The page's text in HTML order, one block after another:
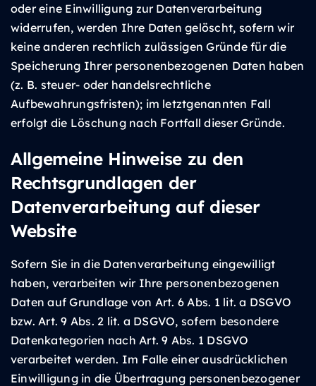
oder eine Einwilligung zur Datenverarbeitung
widerrufen, werden Ihre Daten gelöscht, sofern wir
keine anderen rechtlich zulässigen Gründe für die
Speicherung Ihrer personenbezogenen Daten haben
(z. B. steuer- oder handelsrechtliche
Aufbewahrungsfristen); im letztgenannten Fall
erfolgt die Löschung nach Fortfall dieser Gründe.
Allgemeine Hinweise zu den
Rechtsgrundlagen der
Datenverarbeitung auf dieser
Website
Sofern Sie in die Datenverarbeitung eingewilligt
haben, verarbeiten wir Ihre personenbezogenen
Daten auf Grundlage von Art. 6 Abs. 1 lit. a DSGVO
bzw. Art. 9 Abs. 2 lit. a DSGVO, sofern besondere
Datenkategorien nach Art. 9 Abs. 1 DSGVO
verarbeitet werden. Im Falle einer ausdrücklichen
Einwilligung in die Übertragung personenbezogener